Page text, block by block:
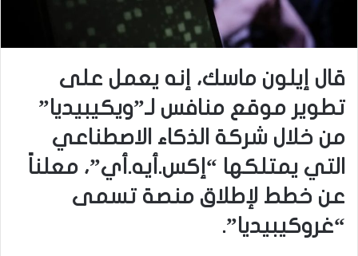
قال إيلون ماسك، إنه يعمل على
تطوير موقع منافس لـ”ويكيبيديا”
من خلال شركة الذكاء الاصطناعي
التي يمتلكها “إكس.أيه.أي”، معلناً
عن خطط لإطلاق منصة تسمى
“غروكيبيديا”.